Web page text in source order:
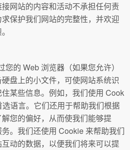
网站的内容和活动不承担任何责
保护我们网站的完整性，并欢迎
的 Web 浏览器（如果您允许）
盘上的小文件，可使网站系统识
某些信息。例如，我们使用 Cook
语言。它们还用于帮助我们根据
您的偏好，从而使我们能够提
。我们还使用 Cookie 来帮助我们
动的数据，以便我们将来可以提